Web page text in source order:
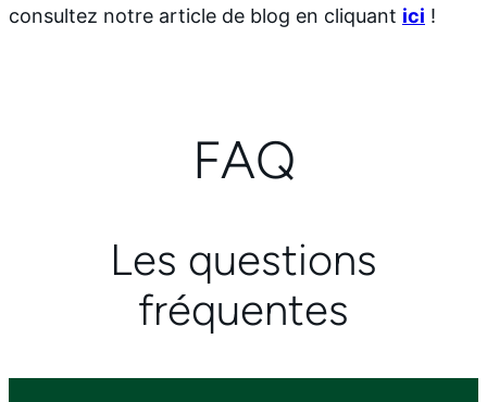
consultez notre article de blog en cliquant ici !
FAQ
Les questions
fréquentes